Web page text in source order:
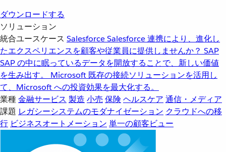
ダウンロードする
ソリューション
統合ユースケース SalesforceSalesforce 連携により、進化し
たエクスペリエンスを顧客や従業員に提供しませんか？ SAP
SAP の中に眠っているデータを開放することで、新しい価値
を生み出す。
Microsoft 既存の接続ソリューションを活用し
て、Microsoft への投資効果を最大化する。
業種金融サービス 製造 小売 保険 ヘルスケア 通信・メディア
課題 レガシーシステムのモダナイゼーション クラウドへの移
行 ビジネスオートメーション 単一の顧客ビュー